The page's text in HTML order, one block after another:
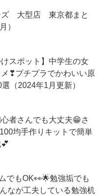
ズ 大型店 東京都まと
）
けスポット】中学生の女
❣プチプラでかわいい原
（2024年1月更新）
心者さんでも大丈夫😁さ
均手作りキットで簡単
でもOK👀🌟勉強垢でも
なが工夫している勉強机